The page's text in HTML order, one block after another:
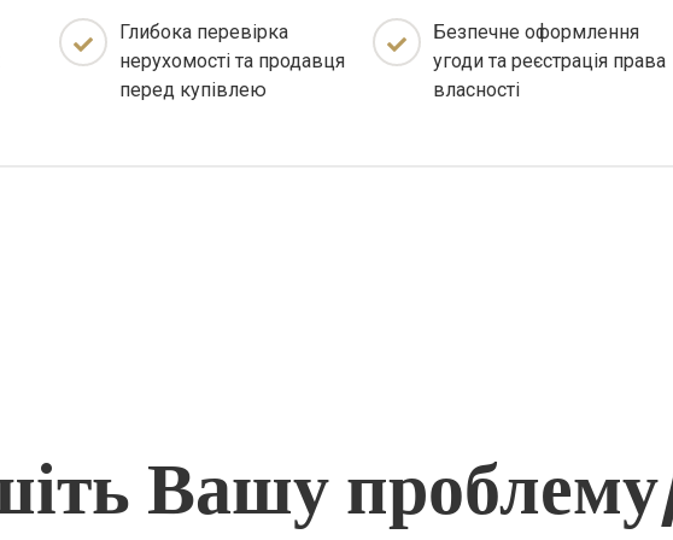
Глибока перевірка
нерухомості та продавця
перед купівлею
Безпечне оформлення
угоди та реєстрація права
власності
Вашу